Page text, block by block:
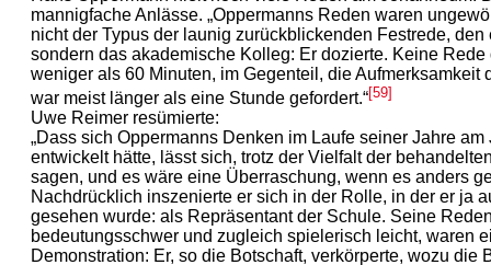
mannigfache Anlässe. „Oppermanns Reden waren
nicht der Typus der launig zurückblickenden Festrede, den
sondern das akademische Kolleg: Er dozierte. Keine Rede
weniger als 60 Minuten, im Gegenteil, die Aufmerksamkeit
war meist länger als eine Stunde gefordert.“[59]
Uwe Reimer resümierte:
„Dass sich Oppermanns Denken im Laufe seiner Jahre am
entwickelt hätte, lässt sich, trotz der Vielfalt der
sagen, und es wäre eine Überraschung, wenn es anders
Nachdrücklich inszenierte er sich in der Rolle, in der er ja
gesehen wurde: als Repräsentant der Schule. Seine
bedeutungsschwer und zugleich spielerisch leicht, waren
Demonstration: Er, so die Botschaft, verkörperte, wozu die